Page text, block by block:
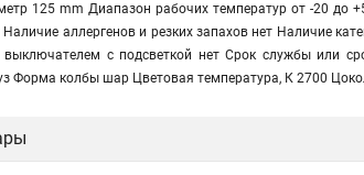
125 mm Диапазон рабочих температур от -20 до
аллергенов и резких запахов нет Наличие
с подсветкой нет Срок службы или
Форма колбы шар Цветовая температура, К 2700